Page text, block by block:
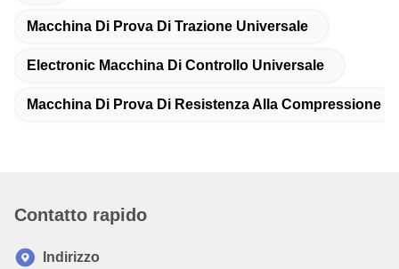
Macchina Di Prova Di Trazione Universale
Electronic Macchina Di Controllo Universale
Macchina Di Prova Di Resistenza Alla Compressione
Contatto rapido
Indirizzo